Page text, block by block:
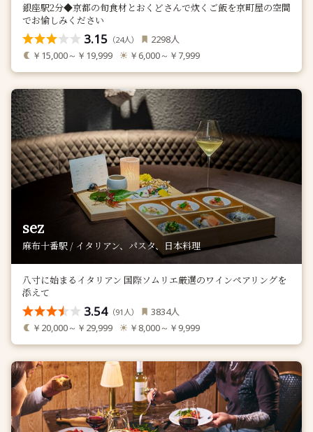
銀座駅2分◆京都の旬食材とおくどさんで炊くご飯を京町屋の空間
でお愉しみください
3.15 （24人） 2298人
￥15,000～￥19,999 ￥6,000～￥7,999
sez
麻布十番駅 / イタリアン、パスタ、日本料理
八寸に始まるイタリアン 国際ソムリエ厳選のワインペアリングを
添えて
3.54（91 人） 3834人
￥20,000～￥29,999 ￥8,000～￥9,999